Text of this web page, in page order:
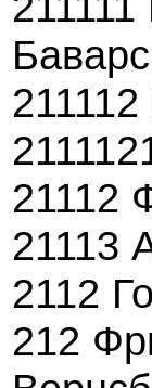
21112
21113
2112
212